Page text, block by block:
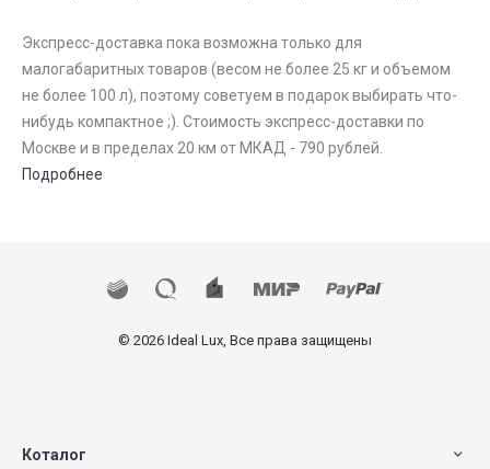
Экспресс-доставка пока возможна только для
малогабаритных товаров (весом не более 25 кг и объемом
не более 100 л), поэтому советуем в подарок выбирать что-
нибудь компактное ;). Стоимость экспресс-доставки по
Москве и в пределах 20 км от МКАД - 790 рублей.
Подробнее
© 2026 Ideal Lux, Все права защищены
Коталог